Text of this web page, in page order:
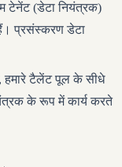
टेनेंट (डेटा नियंत्रक)
प्रसंस्करण डेटा
हमारे टैलेंट पूल के सीधे
के रूप में कार्य करते